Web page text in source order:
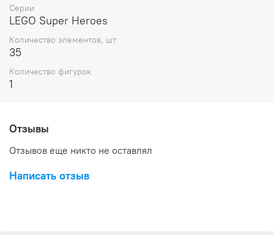
Серии
LEGO Super Heroes
Количество элементов, шт
35
Количество фигурок
1
Отзывы
Отзывов еще никто не оставлял
Написать отзыв